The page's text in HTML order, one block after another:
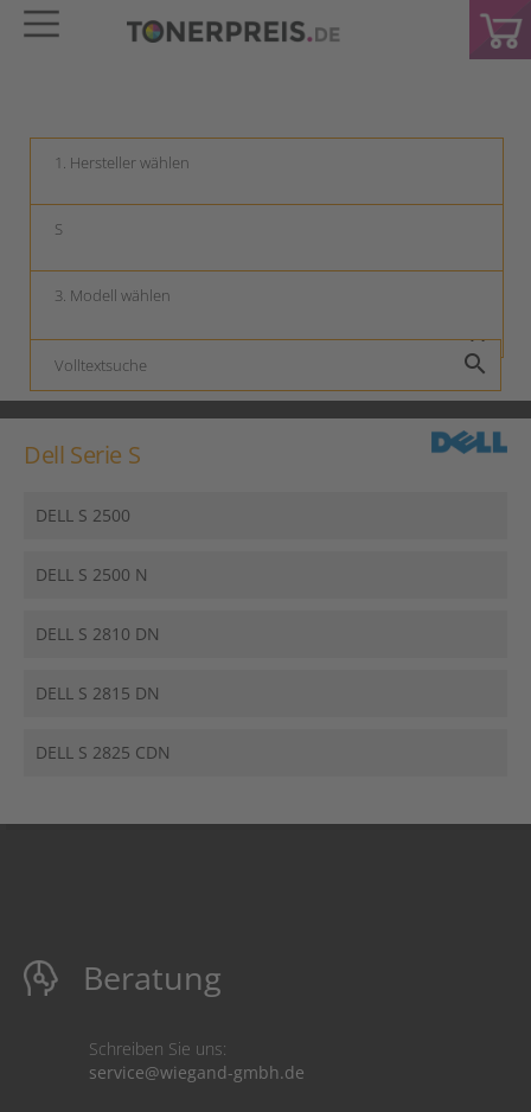
keyboard_arrow_down
keyboard_arrow_down
keyboard_arrow_down
search
Dell Serie S
DELL S 2500
DELL S 2500 N
DELL S 2810 DN
DELL S 2815 DN
DELL S 2825 CDN
Beratung
Schreiben Sie uns:
service@wiegand-gmbh.de